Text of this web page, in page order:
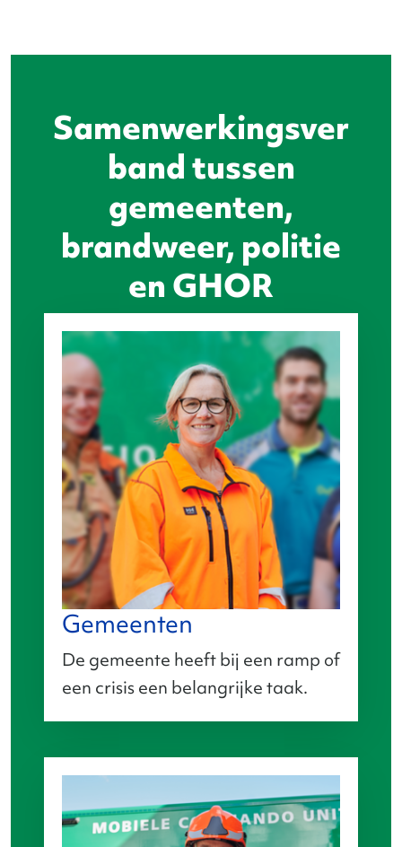
Samenwerkingsver
band tussen
gemeenten,
brandweer, politie
en GHOR
Gemeenten
De gemeente heeft bij een ramp of
een crisis een belangrijke taak.